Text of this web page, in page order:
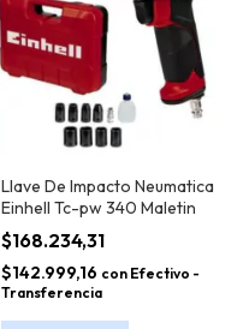
Llave De Impacto Neumatica
Einhell Tc-pw 340 Maletin
$168.234,31
$142.999,16 con Efectivo -
Transferencia